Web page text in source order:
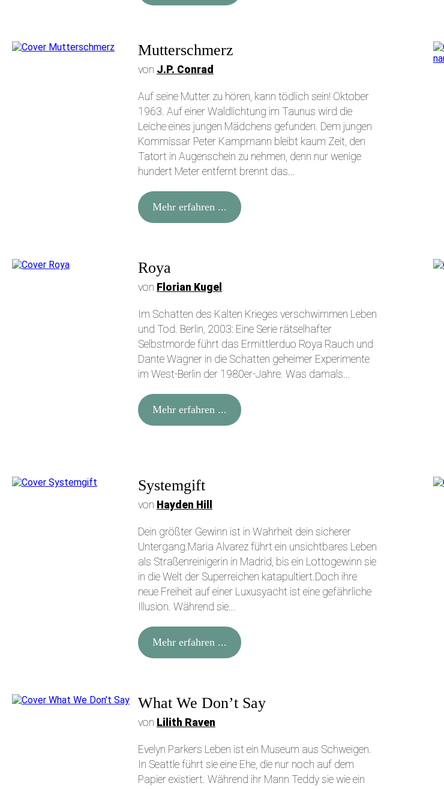
Mutterschmerz
von J.P. Conrad
Auf seine Mutter zu hören, kann tödlich sein! Oktober
1963. Auf einer Waldlichtung im Taunus wird die
Leiche eines jungen Mädchens gefunden. Dem jungen
Kommissar Peter Kampmann bleibt kaum Zeit, den
Tatort in Augenschein zu nehmen, denn nur wenige
hundert Meter entfernt brennt das...
Mehr erfahren ...
Roya
von Florian Kugel
Im Schatten des Kalten Krieges verschwimmen Leben
und Tod. Berlin, 2003: Eine Serie rätselhafter
Selbstmorde führt das Ermittlerduo Roya Rauch und
Dante Wagner in die Schatten geheimer Experimente
im West-Berlin der 1980er-Jahre. Was damals...
Mehr erfahren ...
Systemgift
von Hayden Hill
Dein größter Gewinn ist in Wahrheit dein sicherer
Untergang.Maria Alvarez führt ein unsichtbares Leben
als Straßenreinigerin in Madrid, bis ein Lottogewinn sie
in die Welt der Superreichen katapultiert.Doch ihre
neue Freiheit auf einer Luxusyacht ist eine gefährliche
Illusion. Während sie...
Mehr erfahren ...
What We Don’t Say
von Lilith Raven
Evelyn Parkers Leben ist ein Museum aus Schweigen.
In Seattle führt sie eine Ehe, die nur noch auf dem
Papier existiert. Während ihr Mann Teddy sie wie ein